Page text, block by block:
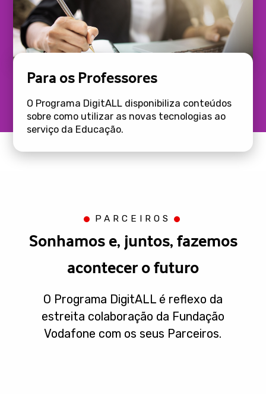
Para os Professores
O Programa DigitALL disponibiliza conteúdos
sobre como utilizar as novas tecnologias ao
serviço da Educação.
PARCEIROS
Sonhamos e, juntos, fazemos
acontecer o futuro
O Programa DigitALL é reflexo da
estreita colaboração da Fundação
Vodafone com os seus Parceiros.